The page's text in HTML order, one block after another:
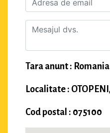
Tara anunt : Romania
Localitate :
Cod postal : 075100